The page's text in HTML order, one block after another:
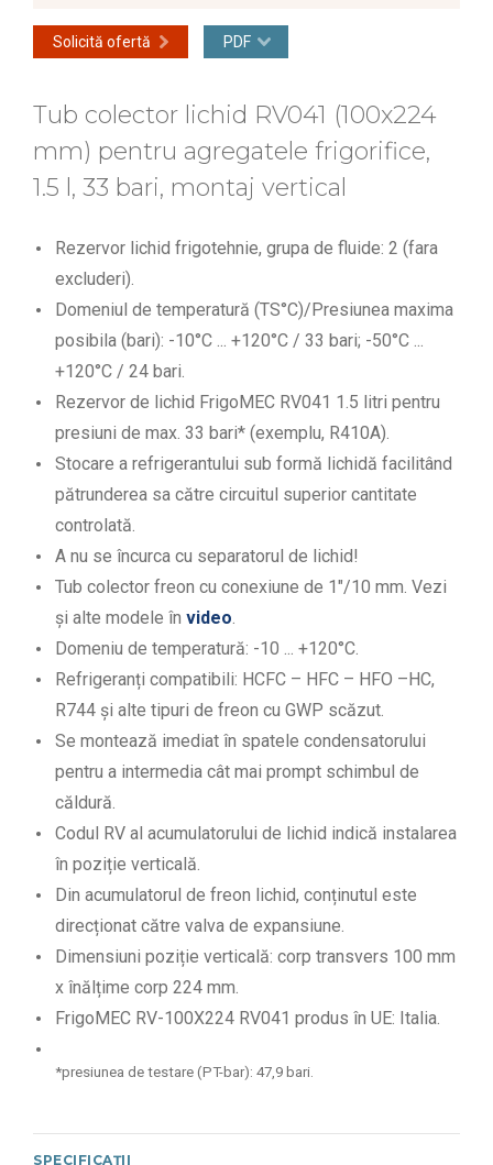
Solicită ofertă PDF
Tub colector lichid RV041 (100x224
mm) pentru agregatele frigorifice,
1.5 l, 33 bari, montaj vertical
Rezervor lichid frigotehnie, grupa de fluide: 2 (fara
excluderi).
Domeniul de temperatură (TS°C)/Presiunea maxima
posibila (bari): -10°C ... +120°C / 33 bari; -50°C ...
+120°C / 24 bari.
Rezervor de lichid FrigoMEC RV041 1.5 litri pentru
presiuni de max. 33 bari* (exemplu, R410A).
Stocare a refrigerantului sub formă lichidă facilitând
pătrunderea sa către circuitul superior cantitate
controlată.
A nu se încurca cu separatorul de lichid!
Tub colector freon cu conexiune de 1"/10 mm. Vezi
și alte modele în video
Domeniu de temperatură: -10 ... +120°C.
Refrigeranți compatibili: HCFC – HFC – HFO –HC,
R744 și alte tipuri de freon cu GWP scăzut.
Se montează imediat în spatele condensatorului
pentru a intermedia cât mai prompt schimbul de
căldură.
Codul RV al acumulatorului de lichid indică instalarea
în poziție verticală.
Din acumulatorul de freon lichid, conținutul este
direcționat către valva de expansiune.
Dimensiuni poziție verticală: corp transvers 100 mm
x înălțime corp 224 mm.
FrigoMEC RV-100X224 RV041 produs în UE: Italia.
*presiunea de testare (PT-bar): 47,9 bari.
SPECIFICAȚII